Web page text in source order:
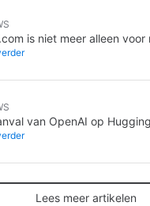
is niet meer alleen voor
versie die alleen
van OpenAI op
de modellen
Lees meer artikelen